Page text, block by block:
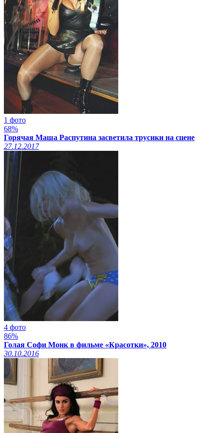
1 фото
68%
Горячая Маша Распутина засветила трусики на сцене
27.12.2017
4 фото
86%
Голая Софи Монк в фильме «Красотки», 2010
30.10.2016